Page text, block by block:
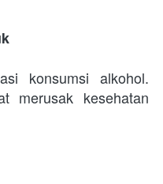
konsumsi alkohol.
merusak kesehatan